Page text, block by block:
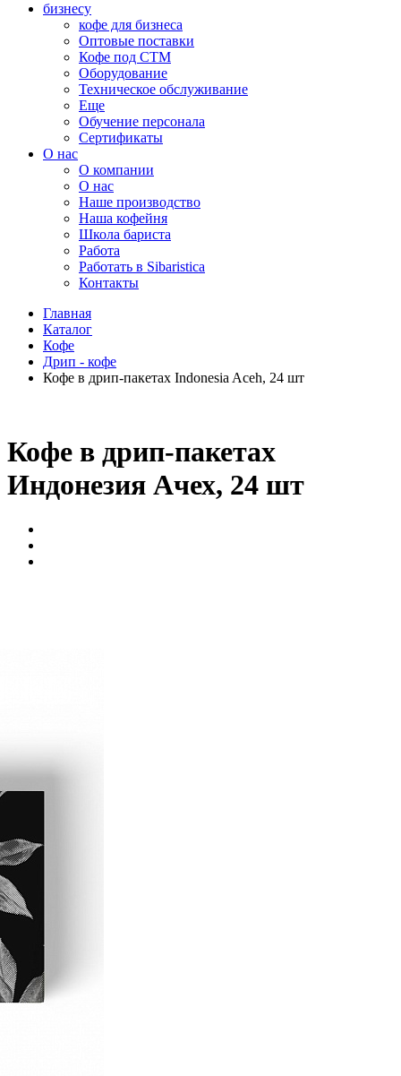
бизнесу
кофе для бизнеса
Оптовые поставки
Кофе под СТМ
Оборудование
Техническое обслуживание
Еще
Обучение персонала
Сертификаты
О нас
O компании
О нас
Наше производство
Наша кофейня
Школа бариста
Работа
Работать в Sibaristica
Контакты
Главная
Каталог
Кофе
Дрип - кофе
Кофе в дрип-пакетах Indonesia Aceh, 24 шт
Кофе в дрип-пакетах
Индонезия Ачех, 24 шт